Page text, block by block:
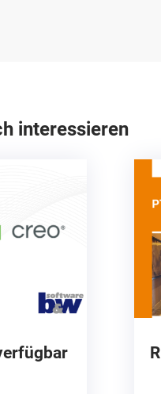
interessieren